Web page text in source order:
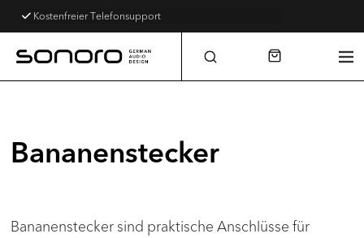
Kostenfreier Versand
Kostenfreier Telefonsupport
Bananenstecker
Bananenstecker sind praktische Anschlüsse für